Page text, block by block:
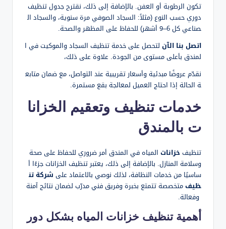
تكون الرطوبة أو العفن. بالإضافة إلى ذلك، نقترح جدول تنظيف
دوري حسب النوع (مثلاً: السجاد الصوفي مرة سنوية، والسجاد ال
صناعي كل 6–9 أشهر) للحفاظ على المظهر والصحة.
اتصل بنا الآن لتحصل على خدمة تنظيف السجاد والموكيت في ا
لمندق بأعلى مستوى من الجودة. علاوة على ذلك،
نقدّم عروضًا مبدئية وأسعار تقريبية عند التواصل، مع ضمان متابع
ة الحالة إذا احتاج العميل لمعالجة بقع مستمرة.
خدمات تنظيف وتعقيم الخزانا
ت بالمندق
تنظيف خزانات المياه في المندق أمر ضروري للحفاظ على صحة
وسلامة المنازل. بالإضافة إلى ذلك، يعتبر تنظيف الخزانات جزءًا أ
ساسيًا من خدمات النظافة، لذلك نوصي بالاعتماد على شركة تن
ظيفمتخصصة تتمتع بخبرة وفريق فني مدرّب لضمان نتائج آمنة
وفعالة.
أهمية تنظيف خزانات المياه بشكل دور